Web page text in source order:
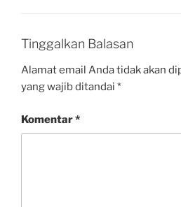
Tinggalkan Balasan
Alamat email Anda tidak akan
yang wajib ditandai *
Komentar*